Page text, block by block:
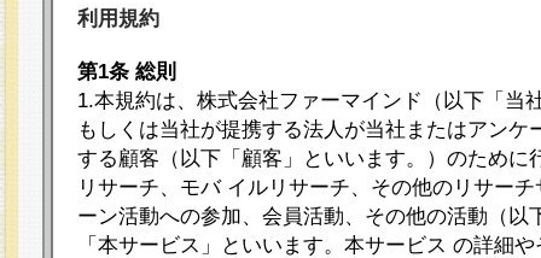
利用規約
第1条 総則
1.本規約は、株式会社ファーマインド（以下「当
もしくは当社が提携する法人が当社またはアンケ
する顧客（以下「顧客」といいます。）のために
リサーチ、モバ イルリサーチ、その他のリサー
ーン活動への参加、会員活動、その他の活動（以
「本サービス」といいます。本サービス の詳細